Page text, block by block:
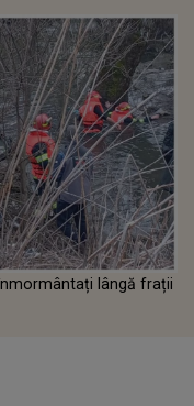
lângă frații